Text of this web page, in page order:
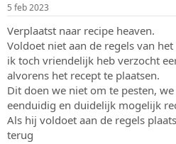
5 feb 2023
Verplaatst naar recipe heaven.
Voldoet niet aan de regels van
ik toch vriendelijk heb verzocht
alvorens het recept te plaatsen.
Dit doen we niet om te pesten,
eenduidig en duidelijk mogelijk
Als hij voldoet aan de regels
terug